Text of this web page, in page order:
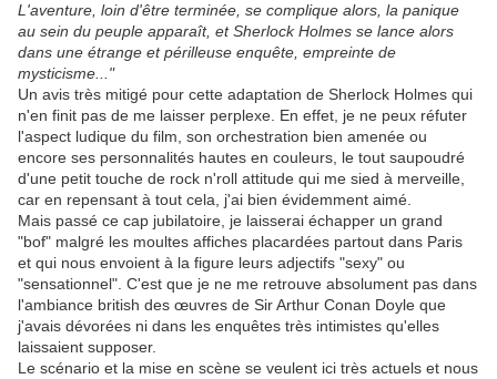
L'aventure, loin d'être terminée, se complique alors, la panique
au sein du peuple apparaît, et Sherlock Holmes se lance alors
dans une étrange et périlleuse enquête, empreinte de
mysticisme..."
Un avis très mitigé pour cette adaptation de Sherlock Holmes qui
n'en finit pas de me laisser perplexe. En effet, je ne peux réfuter
l'aspect ludique du film, son orchestration bien amenée ou
encore ses personnalités hautes en couleurs, le tout saupoudré
d'une petit touche de rock n'roll attitude qui me sied à merveille,
car en repensant à tout cela, j'ai bien évidemment aimé.
Mais passé ce cap jubilatoire, je laisserai échapper un grand
"bof" malgré les moultes affiches placardées partout dans Paris
et qui nous envoient à la figure leurs adjectifs "sexy" ou
"sensationnel". C'est que je ne me retrouve absolument pas dans
l'ambiance british des œuvres de Sir Arthur Conan Doyle que
j'avais dévorées ni dans les enquêtes très intimistes qu'elles
laissaient supposer.
Le scénario et la mise en scène se veulent ici très actuels et nous